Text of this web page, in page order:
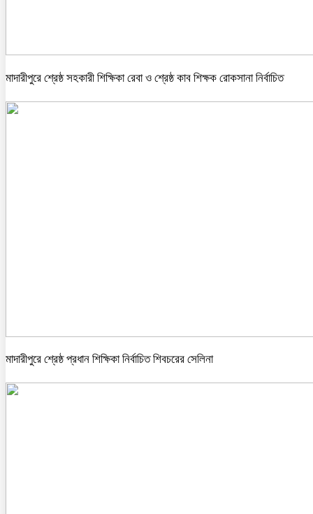
মাদারীপুরে শ্রেষ্ঠ সহকারী শিক্ষিকা রেবা ও শ্রেষ্ঠ কাব শিক্ষক রোকসানা নির্বাচিত
মাদারীপুরে শ্রেষ্ঠ প্রধান শিক্ষিকা নির্বাচিত শিবচরের সেলিনা